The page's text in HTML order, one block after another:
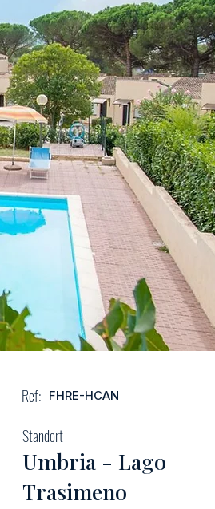
Ref: FHRE-HCAN
Standort
Umbria - Lago
Trasimeno